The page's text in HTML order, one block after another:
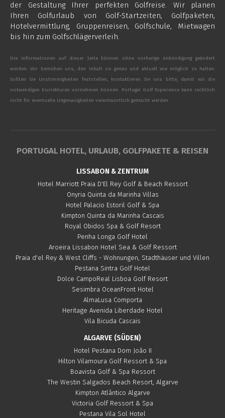
der Gestaltung Ihrer perfekten Golfreise. Wir planen
Ihren Golfurlaub von Golf-Startzeiten, Golfpaketen,
Hotelvermittlung, Gruppenreisen, Golfschule, Mietwagen
bis hin zum Golfschlägerverleih.
Die Informationen auf dieser Seite können ohne vorherige Ankündigung geändert
werden. Wir bemühen uns, den Inhalt so genau und aktuell wie möglich zu halten.
Sollten Sie Unstimmigkeiten feststellen, kontaktieren Sie uns bitte, damit wir die
notwendigen Korrekturen vornehmen können. Portugal Golf Experience kann rechtlich
nicht für eventuelle Ungenauigkeiten verantwortlich gemacht werden.
PORTUGAL HOTEL, URLAUB, GOLFPAKETE & REISEN
LISSABON & ZENTRUM
Hotel Marriott Praia D'El Rey Golf & Beach Ressort
Onyria Quinta da Marinha Villas
Hotel Palacio Estoril Golf & Spa
Kimpton Quinta da Marinha Cascais
Royal Obidos Spa & Golf Resort
Penha Longa Golf Hotel
Aroeira Lissabon Hotel Sea & Golf Ressort
Praia d'el Rey & West Cliffs - Wohnungen, Stadthäuser und Villen
Pestana Sintra Golf Hotel
Dolce CampoReal Lisboa Golf Resort
Sesimbra OceanFront Hotel
AlmaLusa Comporta
Heritage Avenida Liberdade Hotel
Vila Bicuda Cascais
ALGARVE (SÜDEN)
Hotel Pestana Dom João II
Hilton Vilamoura Golf Ressort & Spa
Boavista Golf & Spa Ressort
The Westin Salgados Beach Resort, Algarve
Kimpton Atlântico Algarve
Victoria Golf Ressort & Spa
Pestana Vila Sol Hotel